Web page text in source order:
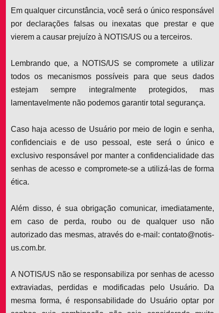
Em qualquer circunstância, você será o único responsável
por declarações falsas ou inexatas que prestar e que
vierem a causar prejuízo à NOTIS/US ou a terceiros.
Lembrando que, a NOTIS/US se compromete a utilizar
todos os mecanismos possíveis para que seus dados
estejam sempre integralmente protegidos, mas
lamentavelmente não podemos garantir total segurança.
Caso haja acesso de Usuário por meio de login e senha,
confidenciais e de uso pessoal, este será o único e
exclusivo responsável por manter a confidencialidade das
senhas de acesso e compromete-se a utilizá-las de forma
ética.
Além disso, é sua obrigação comunicar, imediatamente,
em caso de perda, roubo ou de qualquer uso não
autorizado das mesmas, através do e-mail: contato@notis-
us.com.br.
A NOTIS/US não se responsabiliza por senhas de acesso
extraviadas, perdidas e modificadas pelo Usuário. Da
mesma forma, é responsabilidade do Usuário optar por